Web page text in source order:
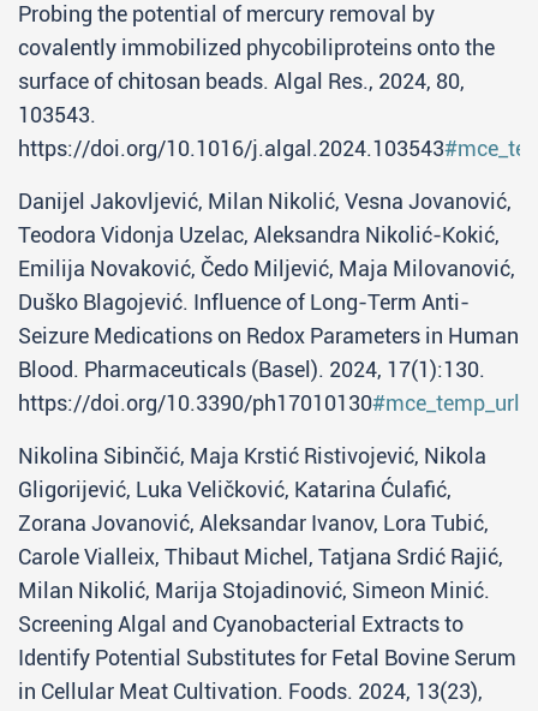
Probing the potential of mercury removal by
covalently immobilized phycobiliproteins onto the
surface of chitosan beads. Algal Res., 2024, 80,
103543.
https://doi.org/10.1016/j.algal.2024.103543
Danijel Jakovljević, Milan Nikolić, Vesna Jovanović,
Teodora Vidonja Uzelac, Aleksandra Nikolić-Kokić,
Emilija Novaković, Čedo Miljević, Maja Milovanović,
Duško Blagojević. Influence of Long-Term Anti-
Seizure Medications on Redox Parameters in Human
Blood. Pharmaceuticals (Basel). 2024, 17(1):130.
https://doi.org/10.3390/ph17010130#mce_temp_url#
Nikolina Sibinčić, Maja Krstić Ristivojević, Nikola
Gligorijević, Luka Veličković, Katarina Ćulafić,
Zorana Jovanović, Aleksandar Ivanov, Lora Tubić,
Carole Vialleix, Thibaut Michel, Tatjana Srdić Rajić,
Milan Nikolić, Marija Stojadinović, Simeon Minić.
Screening Algal and Cyanobacterial Extracts to
Identify Potential Substitutes for Fetal Bovine Serum
in Cellular Meat Cultivation. Foods. 2024, 13(23),